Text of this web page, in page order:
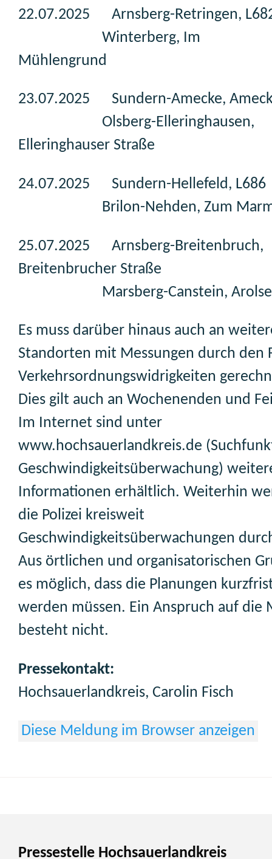
22.07.2025 Arnsberg-Retringen,
Winterberg, Im
Mühlengrund
23.07.2025 Sundern-Amecke,
Olsberg-Elleringhausen,
Elleringhauser Straße
24.07.2025 Sundern-Hellefeld, L686
Brilon-Nehden, Zum
25.07.2025 Arnsberg-Breitenbruch,
Breitenbrucher Straße
Marsberg-Canstein,
Es muss darüber hinaus auch an
Standorten mit Messungen durch den
Verkehrsordnungswidrigkeiten
Dies gilt auch an Wochenenden und
Im Internet sind unter
www.hochsauerlandkreis.de
Geschwindigkeitsüberwachung)
Informationen erhältlich. Weiterhin
die Polizei kreisweit
Geschwindigkeitsüberwachungen
Aus örtlichen und organisatorischen
es möglich, dass die Planungen
werden müssen. Ein Anspruch auf die
besteht nicht.
Pressekontakt:
Hochsauerlandkreis, Carolin Fisch
Diese Meldung im Browser anzeigen
Pressestelle Hochsauerlandkreis